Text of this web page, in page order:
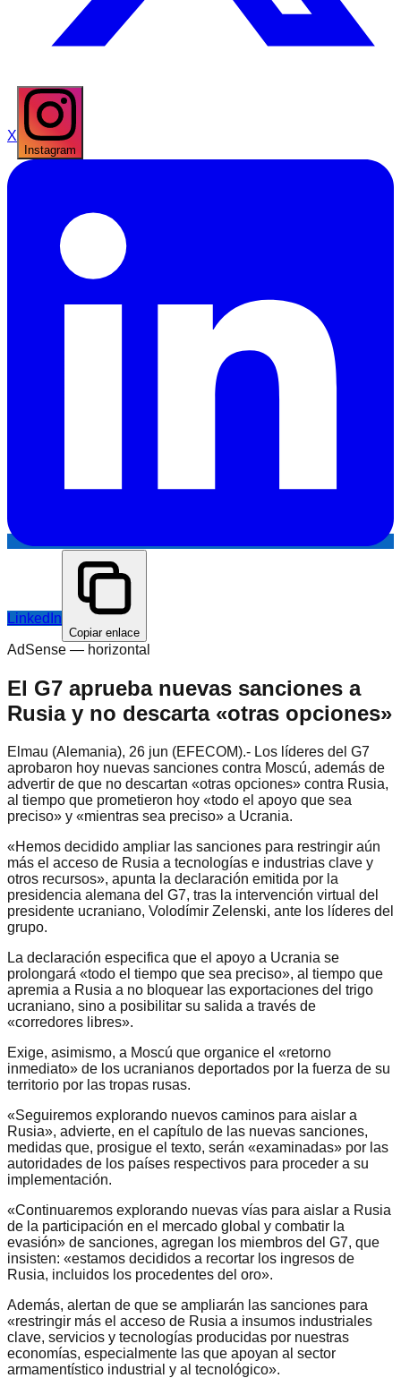
X
Instagram
LinkedIn
Copiar enlace
AdSense — horizontal
El G7 aprueba nuevas sanciones a
Rusia y no descarta «otras opciones»
Elmau (Alemania), 26 jun (EFECOM).- Los líderes del G7
aprobaron hoy nuevas sanciones contra Moscú, además de
advertir de que no descartan «otras opciones» contra Rusia,
al tiempo que prometieron hoy «todo el apoyo que sea
preciso» y «mientras sea preciso» a Ucrania.
«Hemos decidido ampliar las sanciones para restringir aún
más el acceso de Rusia a tecnologías e industrias clave y
otros recursos», apunta la declaración emitida por la
presidencia alemana del G7, tras la intervención virtual del
presidente ucraniano, Volodímir Zelenski, ante los líderes del
grupo.
La declaración especifica que el apoyo a Ucrania se
prolongará «todo el tiempo que sea preciso», al tiempo que
apremia a Rusia a no bloquear las exportaciones del trigo
ucraniano, sino a posibilitar su salida a través de
«corredores libres».
Exige, asimismo, a Moscú que organice el «retorno
inmediato» de los ucranianos deportados por la fuerza de su
territorio por las tropas rusas.
«Seguiremos explorando nuevos caminos para aislar a
Rusia», advierte, en el capítulo de las nuevas sanciones,
medidas que, prosigue el texto, serán «examinadas» por las
autoridades de los países respectivos para proceder a su
implementación.
«Continuaremos explorando nuevas vías para aislar a Rusia
de la participación en el mercado global y combatir la
evasión» de sanciones, agregan los miembros del G7, que
insisten: «estamos decididos a recortar los ingresos de
Rusia, incluidos los procedentes del oro».
Además, alertan de que se ampliarán las sanciones para
«restringir más el acceso de Rusia a insumos industriales
clave, servicios y tecnologías producidas por nuestras
economías, especialmente las que apoyan al sector
armamentístico industrial y al tecnológico».